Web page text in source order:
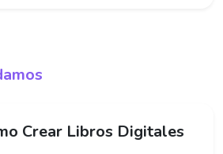
Crear Libros Digitales